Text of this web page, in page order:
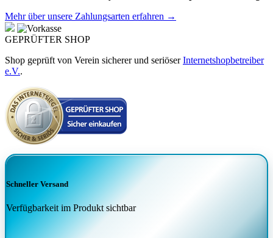
Mehr über unsere Zahlungsarten erfahren →
GEPRÜFTER SHOP
Shop geprüft von Verein sicherer und seriöserInternetshopbetreiber
e.V..
Schneller Versand
Verfügbarkeit im Produkt sichtbar